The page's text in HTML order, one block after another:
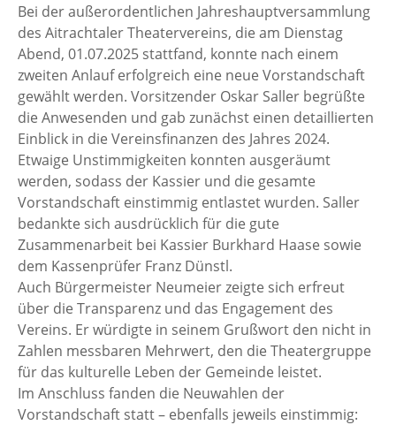
Bei der außerordentlichen Jahreshauptversammlung
des Aitrachtaler Theatervereins, die am Dienstag
Abend, 01.07.2025 stattfand, konnte nach einem
zweiten Anlauf erfolgreich eine neue Vorstandschaft
gewählt werden. Vorsitzender Oskar Saller begrüßte
die Anwesenden und gab zunächst einen detaillierten
Einblick in die Vereinsfinanzen des Jahres 2024.
Etwaige Unstimmigkeiten konnten ausgeräumt
werden, sodass der Kassier und die gesamte
Vorstandschaft einstimmig entlastet wurden. Saller
bedankte sich ausdrücklich für die gute
Zusammenarbeit bei Kassier Burkhard Haase sowie
dem Kassenprüfer Franz Dünstl.
Auch Bürgermeister Neumeier zeigte sich erfreut
über die Transparenz und das Engagement des
Vereins. Er würdigte in seinem Grußwort den nicht in
Zahlen messbaren Mehrwert, den die Theatergruppe
für das kulturelle Leben der Gemeinde leistet.
Im Anschluss fanden die Neuwahlen der
Vorstandschaft statt – ebenfalls jeweils einstimmig: